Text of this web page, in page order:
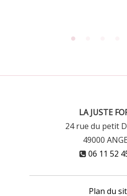
LA JUSTE
24 rue du petit
49000
06 11 52
Plan du